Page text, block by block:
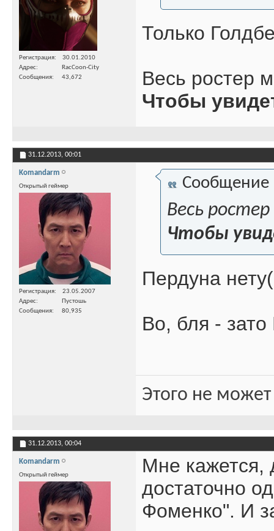
Регистрация
30.01.2010
Адрес
RacCoon-City
Сообщения
43,672
Только
Весь ростер
Чтобы
31.12.2013, 00:01
Komandarm
Открытый геймер
Регистрация
23.05.2007
Адрес
Пустошь
Сообщения
80,935
Сообщение
Весь
Чтобы
Пердуна
Во, бля - зато
Этого не
31.12.2013, 00:04
Komandarm
Открытый геймер
Мне кажется,
достаточно
Фоменко". И